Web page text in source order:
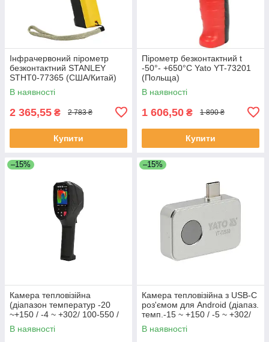
Інфрачервоний пірометр
безконтактний STANLEY
STHT0-77365 (США/Китай)
В наявності
2 365,55 ₴ 2 783 ₴
Купити
Пірометр безконтактний t
-50°- +650°С Yato YT-73201
(Польща)
В наявності
1 606,50 ₴ 1 890 ₴
Купити
–15%
Камера тепловізійна
(діапазон температур -20
~+150 / -4 ~ +302/ 100-550 /
212-1022 ˚C/˚F) акум. Li-Ion
3.7В /2АГод Yato YT-72920
В наявності
–15%
Камера тепловізійна з USB-C
роз'ємом для Android (діапаз.
темп.-15 ~ +150 / -5 ~ +302/
150-550 / 302-1022 ˚C/˚F)
Yato YT-72930
В наявності